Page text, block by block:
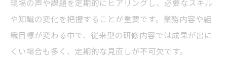
や知識の変化を把握することが重要です。業務内容や組
織目標が変わる中で、従来型の研修内容では成果が出に
くい場合も多く、定期的な見直しが不可欠です。